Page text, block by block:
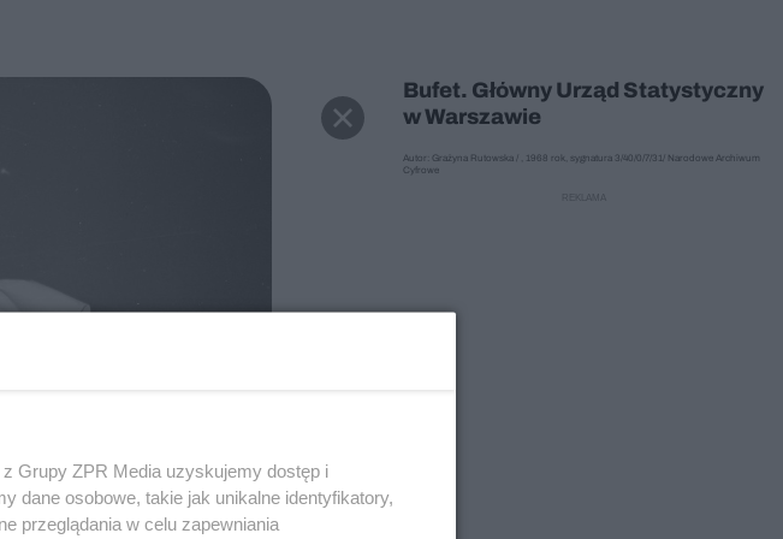
Bufet. Główny Urząd Statystyczny
w Warszawie
Autor: Grażyna Rutowska / , 1968 rok, sygnatura 3/40/0/7/31/ Narodowe Archiwum
Cyfrowe
Grupy ZPR Media uzyskujemy dostęp i
dane osobowe, takie jak unikalne identyfikatory,
przeglądania w celu zapewniania